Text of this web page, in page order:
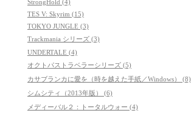
StrongHold (4)
TES V: Skyrim (15)
TOKYO JUNGLE (3)
Trackmania シリーズ (3)
UNDERTALE (4)
オクトパストラベラーシリーズ (5)
カサブランカに愛を（時を越えた手紙／Windows） (8)
シムシティ（2013年版） (6)
メディーバル２：トータルウォー (4)